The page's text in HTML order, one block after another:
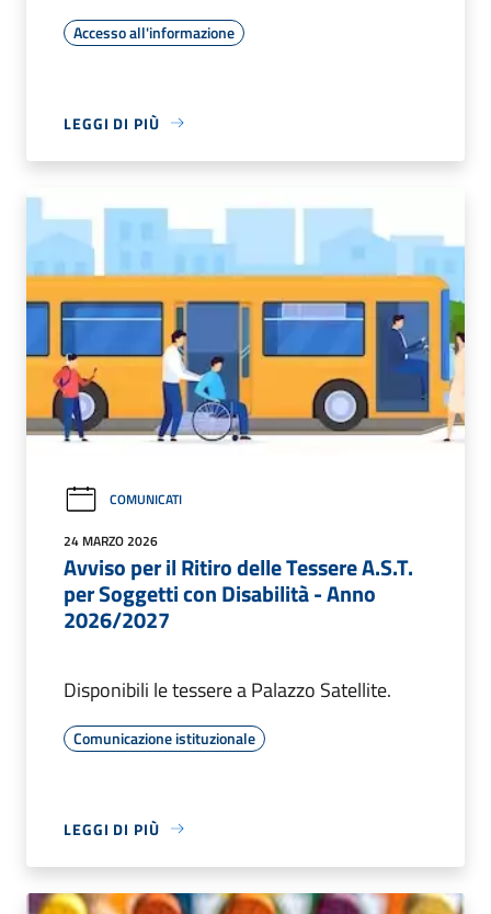
Accesso all'informazione
LEGGI DI PIÙ
COMUNICATI
24 MARZO 2026
Avviso per il Ritiro delle Tessere A.S.T.
per Soggetti con Disabilità - Anno
2026/2027
Disponibili le tessere a Palazzo Satellite.
Comunicazione istituzionale
LEGGI DI PIÙ